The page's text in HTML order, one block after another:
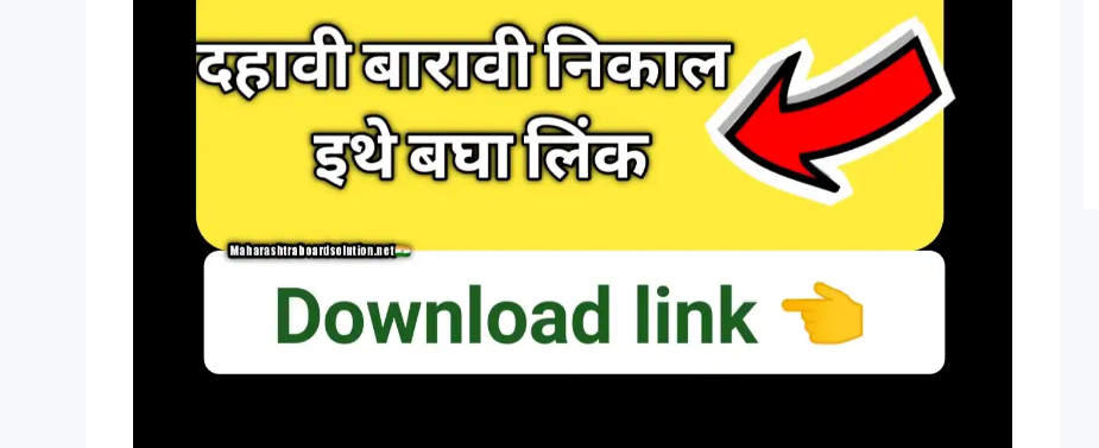
लिंक